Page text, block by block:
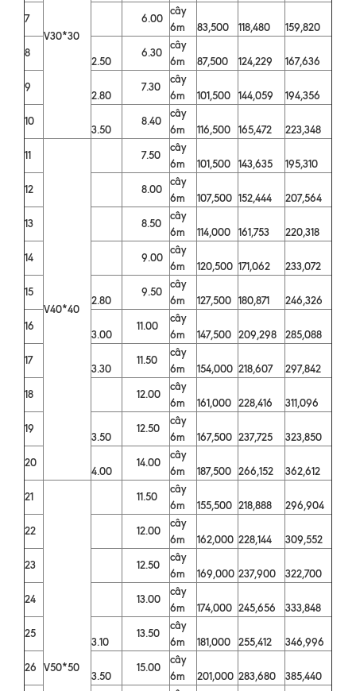
V30*30
7
6.00
cây
6m
83,500 118,480
159,820
8
2.50
6.30
cây
6m
87,500 124,229
167,636
9
2.80
7.30
cây
6m
101,500 144,059
194,356
10
3.50
8.40
cây
6m
116,500 165,472
223,348
11
V40*40
7.50
cây
6m
101,500 143,635
195,310
12
8.00
cây
6m
107,500 152,444
207,564
13
8.50
cây
6m
114,000 161,753
220,318
14
9.00
cây
6m
120,500 171,062
233,072
15
2.80
9.50
cây
6m
127,500 180,871
246,326
16
3.00
11.00
cây
6m
147,500 209,298
285,088
17
3.30
11.50
cây
6m
154,000 218,607
297,842
18
12.00
cây
6m
161,000 228,416
311,096
19
3.50
12.50
cây
6m
167,500 237,725
323,850
20
4.00
14.00
cây
6m
187,500 266,152
362,612
21
V50*50
11.50
cây
6m
155,500 218,888
296,904
22
12.00
cây
6m
162,000 228,144
309,552
23
12.50
cây
6m
169,000 237,900
322,700
24
13.00
cây
6m
174,000 245,656
333,848
25
3.10
13.50
cây
6m
181,000 255,412
346,996
26
3.50
15.00
cây
6m
201,000 283,680
385,440